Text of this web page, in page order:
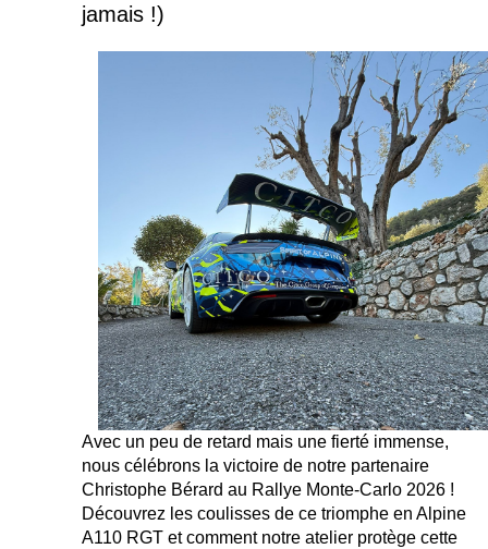
jamais !)
Avec un peu de retard mais une fierté immense,
nous célébrons la victoire de notre partenaire
Christophe Bérard au Rallye Monte-Carlo 2026 !
Découvrez les coulisses de ce triomphe en Alpine
A110 RGT et comment notre atelier protège cette